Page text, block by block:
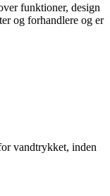
funktioner, design
og forhandlere og er
vandtrykket, inden